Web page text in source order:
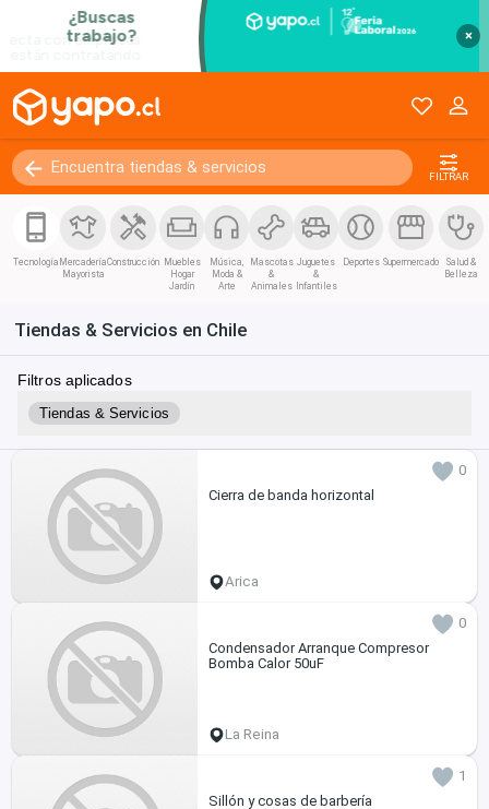
×
FILTRAR
Tecnología Mercadería
Mayorista
Construcción Muebles
Hogar
Jardín
Música,
Moda &
Arte
Mascotas
&
Animales
Juguetes
&
Infantiles
Deportes Supermercado
Salud &
Belleza
Tiendas & Servicios en Chile
Filtros aplicados
Tiendas & Servicios
0
Cierra de banda horizontal
Arica
0
Condensador Arranque Compresor
Bomba Calor 50uF
La Reina
1
Sillón y cosas de barbería